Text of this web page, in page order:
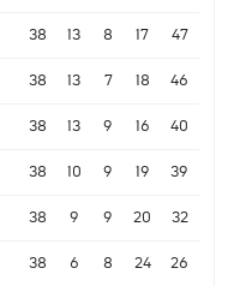
38 13 8 17 47
38 13 7 18 46
38 13 9 16 40
38 10 9 19 39
38 9 9 20 32
38 6 8 24 26